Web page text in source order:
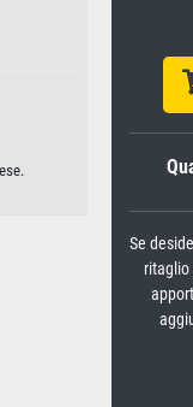
Se